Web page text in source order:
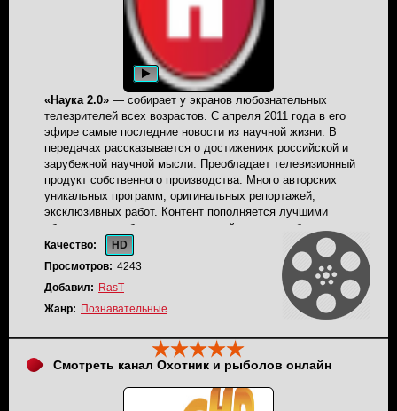
«Наука 2.0» — собирает у экранов любознательных
телезрителей всех возрастов. С апреля 2011 года в его
эфире самые последние новости из научной жизни. В
передачах рассказывается о достижениях российской и
зарубежной научной мысли. Преобладает телевизионный
продукт собственного производства. Много авторских
уникальных программ, оригинальных репортажей,
эксклюзивных работ. Контент пополняется лучшими
образцами зарубежных телестудий, которые объективно и
ярко освещают жизнь мировой общественности. Наука 2
пользуется большой популярностью и ее рейтинг
постоянно растет. Авторский коллектив преподносит
новости в доступной форме, заинтересовывая и привлекая
людей современными выразительными средствами,
качественной операторской и журналистской работой.
Многие передачи записаны в прямом эфире. Качество
вещания – на уровне лучших мировых стандартов.
Просмотр канала на любом гаджете доступен при
стабильном подключении к сети Интернет.
Наука 2 можно смотреть онлайнна нашем сайте
Качество:
HD
Просмотров: 4243
Добавил: RasT
Жанр: Познавательные
Смотреть канал Охотник и рыболов онлайн